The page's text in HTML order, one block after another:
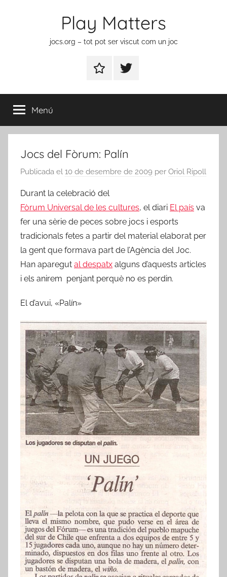
Play Matters
jocs.org – tot pot ser viscut com un joc
ContactarElement
menú
Menú
Jocs del Fòrum: Palín
Publicada el 10 de desembre de 2009 per Oriol Ripoll
Durant la celebració del
Fòrum Universal de les cultures, el diari El país va
fer una sèrie de peces sobre jocs i esports
tradicionals fetes a partir del material elaborat per
la gent que formava part de l’Agència del Joc.
Han aparegut al despatx alguns d’aquests articles
i els anirem penjant perquè no es perdin.
El d’avui, «Palín»